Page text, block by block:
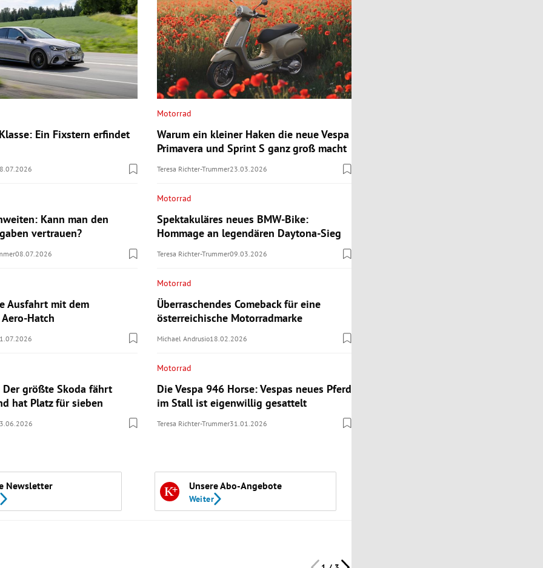
Ein Fixstern erfindet
Kann man den
vertrauen?
08.07.2026
Ausfahrt mit dem
Hatch
Der größte Skoda fährt
hat Platz für sieben
Motorrad
Warum ein kleiner Haken die neue Vespa
Primavera und Sprint S ganz groß macht
Teresa Richter-Trummer23.03.2026
Motorrad
Spektakuläres neues BMW-Bike:
Hommage an legendären Daytona-Sieg
Teresa Richter-Trummer09.03.2026
Motorrad
Überraschendes Comeback für eine
österreichische Motorradmarke
Michael Andrusio18.02.2026
Motorrad
Die Vespa 946 Horse: Vespas neues Pferd
im Stall ist eigenwillig gesattelt
Teresa Richter-Trummer31.01.2026
Newsletter Unsere Abo-Angebote
Weiter